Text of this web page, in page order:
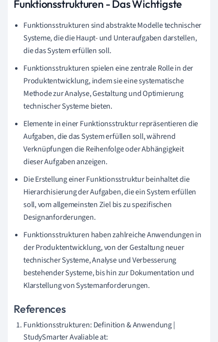
Funktionsstrukturen - Das Wichtigste
Funktionsstrukturen sind abstrakte Modelle technischer
Systeme, die die Haupt- und Unteraufgaben darstellen,
die das System erfüllen soll.
Funktionsstrukturen spielen eine zentrale Rolle in der
Produktentwicklung, indem sie eine systematische
Methode zur Analyse, Gestaltung und Optimierung
technischer Systeme bieten.
Elemente in einer Funktionsstruktur repräsentieren die
Aufgaben, die das System erfüllen soll, während
Verknüpfungen die Reihenfolge oder Abhängigkeit
dieser Aufgaben anzeigen.
Die Erstellung einer Funktionsstruktur beinhaltet die
Hierarchisierung der Aufgaben, die ein System erfüllen
soll, vom allgemeinsten Ziel bis zu spezifischen
Designanforderungen.
Funktionsstrukturen haben zahlreiche Anwendungen in
der Produktentwicklung, von der Gestaltung neuer
technischer Systeme, Analyse und Verbesserung
bestehender Systeme, bis hin zur Dokumentation und
Klarstellung von Systemanforderungen.
References
Funktionsstrukturen: Definition & Anwendung |
StudySmarter Avaliable at: